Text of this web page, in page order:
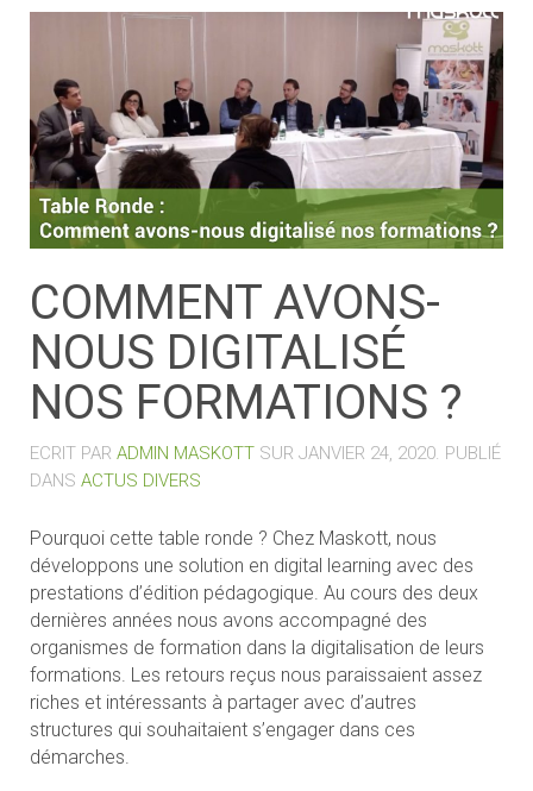
COMMENT AVONS-
NOUS DIGITALISÉ
NOS FORMATIONS ?
ECRIT PAR ADMIN MASKOTT SUR JANVIER 24, 2020. PUBLIÉ
DANS ACTUS DIVERS
Pourquoi cette table ronde ? Chez Maskott, nous
développons une solution en digital learning avec des
prestations d’édition pédagogique. Au cours des deux
dernières années nous avons accompagné des
organismes de formation dans la digitalisation de leurs
formations. Les retours reçus nous paraissaient assez
riches et intéressants à partager avec d’autres
structures qui souhaitaient s’engager dans ces
démarches.